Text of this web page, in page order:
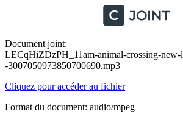
Document joint:
LECqHiZDzPH_11am-animal-crossing-new-
-3007050973850700690.mp3
Cliquez pour accéder au fichier
Format du document: audio/mpeg